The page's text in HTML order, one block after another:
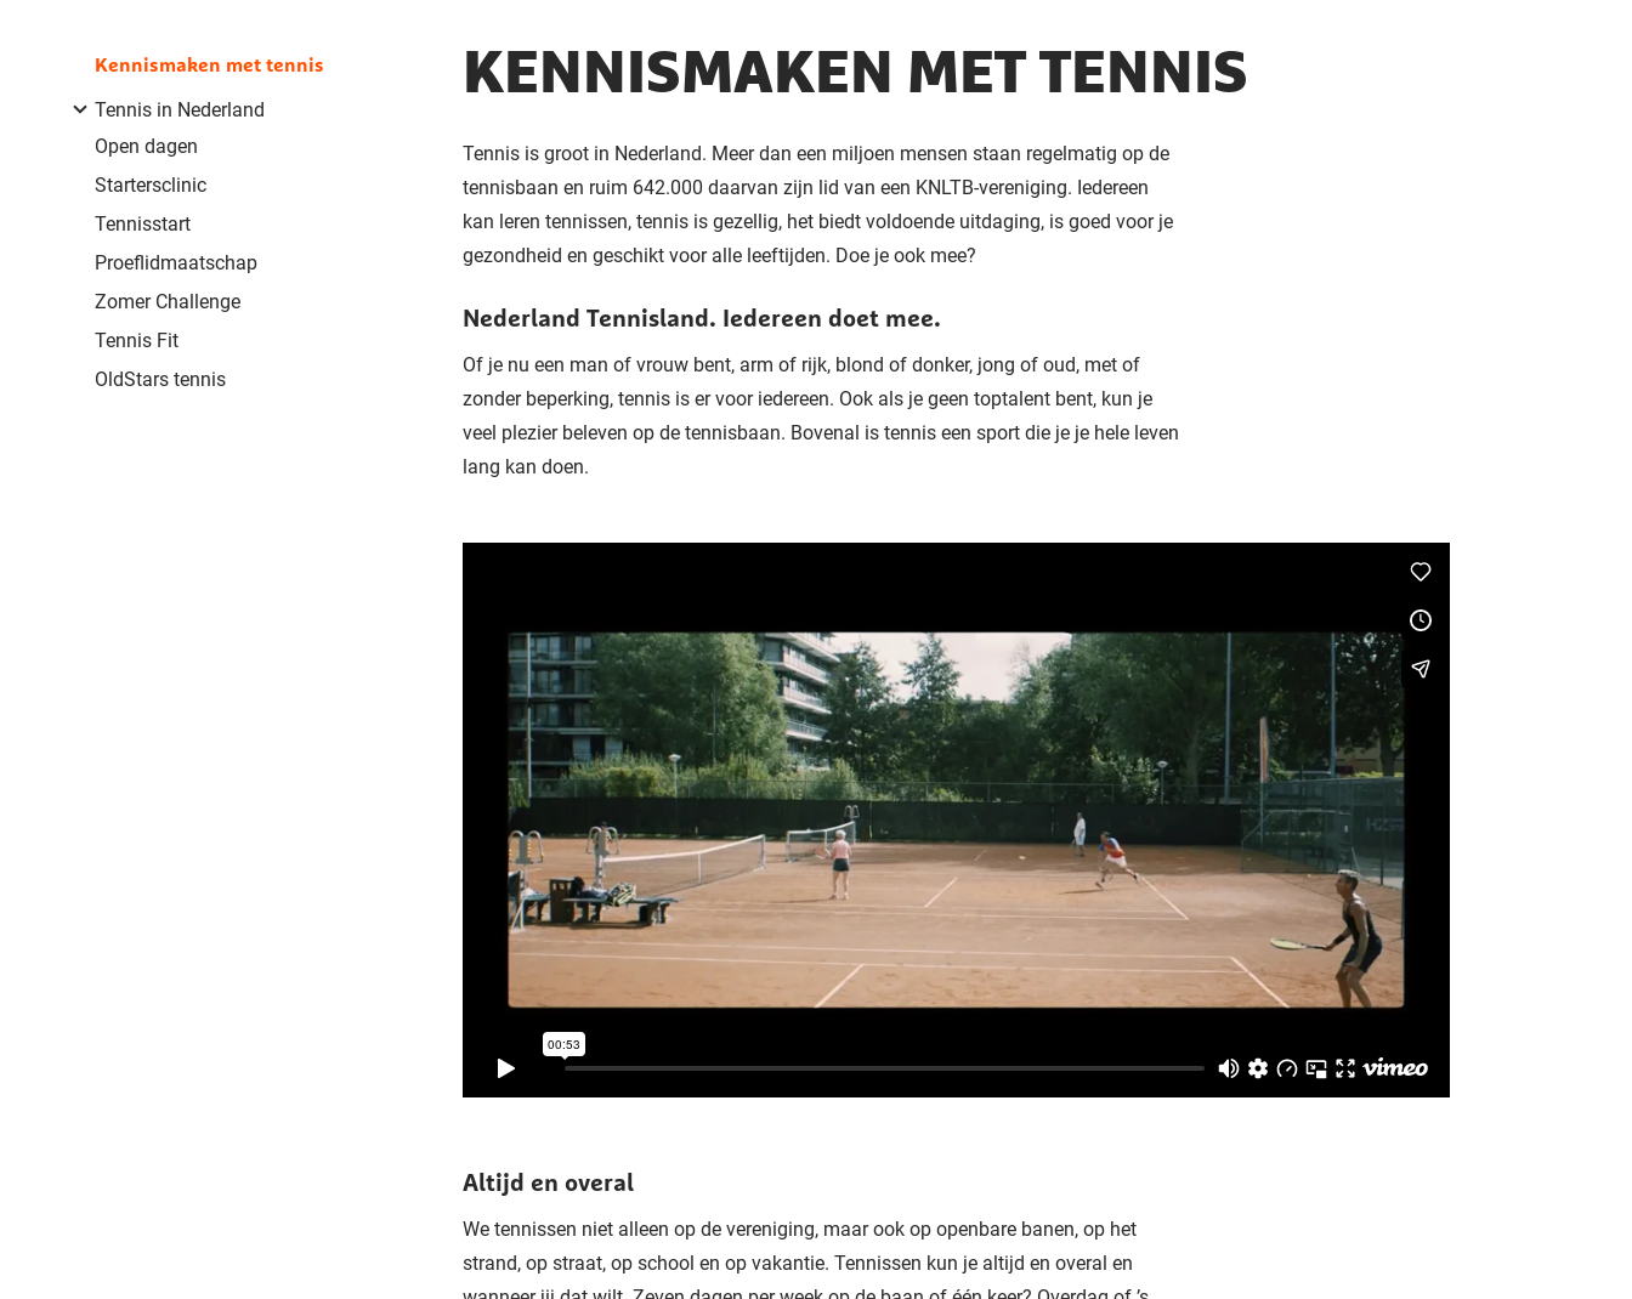
Kennismaken met tennis
Tennis in Nederland
Open dagen
Startersclinic
Tennisstart
Proeflidmaatschap
Zomer Challenge
Tennis Fit
OldStars tennis
KENNISMAKEN MET TENNIS
Tennis is groot in Nederland. Meer dan een miljoen mensen staan regelmatig op de
tennisbaan en ruim 642.000 daarvan zijn lid van een KNLTB-vereniging. Iedereen
kan leren tennissen, tennis is gezellig, het biedt voldoende uitdaging, is goed voor je
gezondheid en geschikt voor alle leeftijden. Doe je ook mee?
Nederland Tennisland. Iedereen doet mee.
Of je nu een man of vrouw bent, arm of rijk, blond of donker, jong of oud, met of
zonder beperking, tennis is er voor iedereen. Ook als je geen toptalent bent, kun je
veel plezier beleven op de tennisbaan. Bovenal is tennis een sport die je je hele leven
lang kan doen.
Altijd en overal
We tennissen niet alleen op de vereniging, maar ook op openbare banen, op het
strand, op straat, op school en op vakantie. Tennissen kun je altijd en overal en